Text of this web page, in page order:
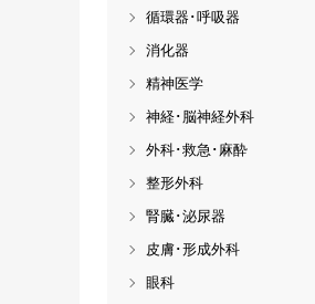
循環器･呼吸器
消化器
精神医学
神経･脳神経外科
外科･救急･麻酔
整形外科
腎臓･泌尿器
皮膚･形成外科
眼科